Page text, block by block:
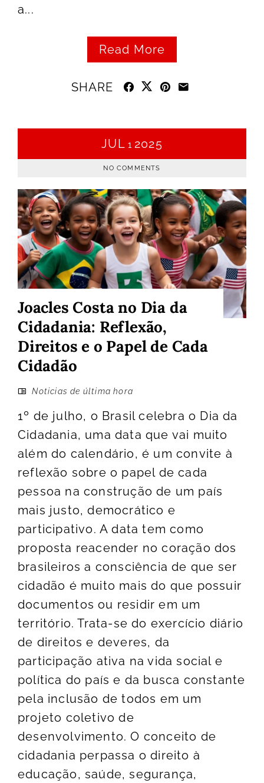
a...
Read More
SHARE
JUL 1 2025
NO COMMENTS
Joacles Costa no Dia da
Cidadania: Reflexão,
Direitos e o Papel de Cada
Cidadão
Noticias de última hora
1º de julho, o Brasil celebra o Dia da
Cidadania, uma data que vai muito
além do calendário, é um convite à
reflexão sobre o papel de cada
pessoa na construção de um país
mais justo, democrático e
participativo. A data tem como
proposta reacender no coração dos
brasileiros a consciência de que ser
cidadão é muito mais do que possuir
documentos ou residir em um
território. Trata-se do exercício diário
de direitos e deveres, da
participação ativa na vida social e
política do país e da busca constante
pela inclusão de todos em um
projeto coletivo de
desenvolvimento. O conceito de
cidadania perpassa o direito à
educação, saúde, segurança,